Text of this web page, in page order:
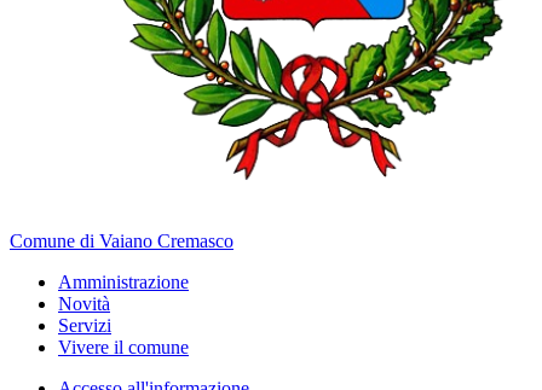
Comune di Vaiano Cremasco
Amministrazione
Novità
Servizi
Vivere il comune